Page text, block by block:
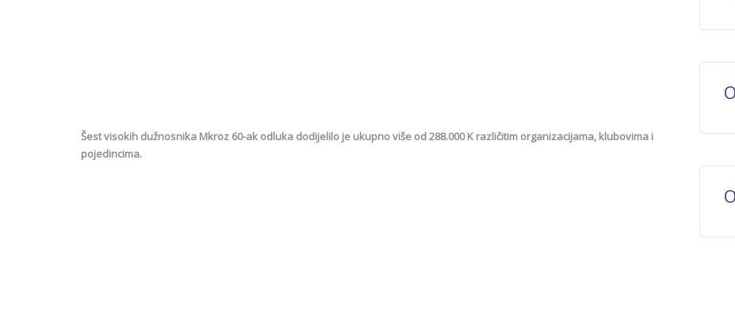
Šest visokih dužnosnika Mkroz 60-ak odluka dodijelilo je ukupno više od 288.000 K različitim organizacijama, klubovima i
pojedincima.